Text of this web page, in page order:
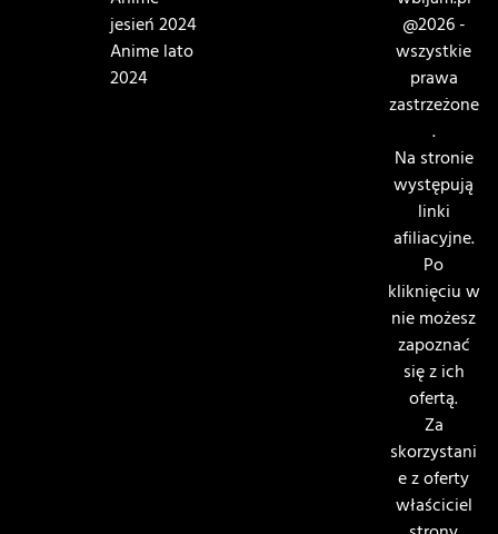
jesień 2024
Anime lato
2024
@2026 -
wszystkie
prawa
zastrzeżone
.
Na stronie
występują
linki
afiliacyjne.
Po
kliknięciu w
nie możesz
zapoznać
się z ich
ofertą.
Za
skorzystani
e z oferty
właściciel